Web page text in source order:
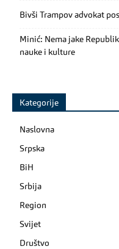
Bivši Trampov advokat
Minić: Nema jake
nauke i kulture
Kategorije
Naslovna
Srpska
BiH
Srbija
Region
Svijet
Društvo